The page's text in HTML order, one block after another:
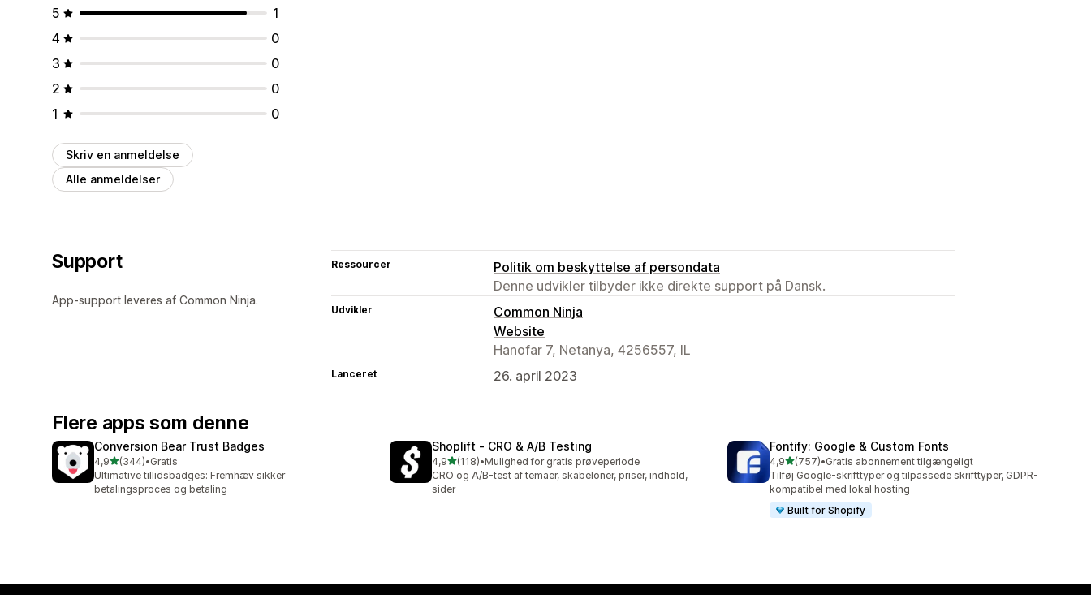
5
1
4
0
3
0
2
0
1
0
Skriv en anmeldelse
Alle anmeldelser
Support
App-support leveres af Common Ninja.
Ressourcer
Politik om beskyttelse af persondata
Denne udvikler tilbyder ikke direkte support på Dansk.
Udvikler
Common Ninja
Website
Hanofar 7, Netanya, 4256557, IL
Lanceret 26. april 2023
Flere apps som denne
Conversion Bear Trust Badges
4,9ud af 5 stjerner
(344)
344 anmeldelser i alt
•Gratis
Ultimative tillidsbadges: Fremhæv sikker
betalingsproces og betaling
Shoplift ‑ CRO & A/B Testing
4,9ud af 5 stjerner
(118)
118 anmeldelser i alt
•Mulighed for gratis prøveperiode
CRO og A/B-test af temaer, skabeloner, priser, indhold,
sider
Fontify: Google & Custom Fonts
4,9ud af 5 stjerner
(757)
757 anmeldelser i alt
•Gratis abonnement tilgængeligt
Tilføj Google-skrifttyper og tilpassede skrifttyper, GDPR-
kompatibel med lokal hosting
Built for Shopify